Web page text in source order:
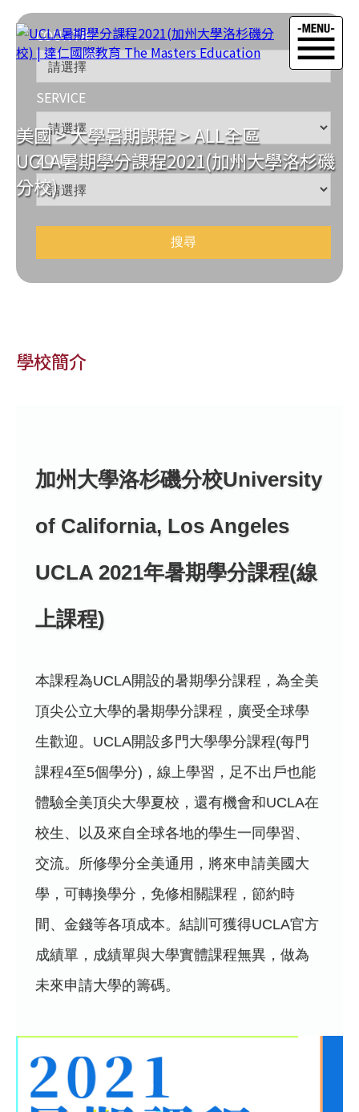
美國>大學暑期課程>ALL全區
UCLA暑期學分課程2021(加州大學洛杉磯
分校)
COUNTRY
SERVICE
ZONE
學校簡介
加州大學洛杉磯分校University
of California, Los Angeles
UCLA 2021年暑期學分課程(線
上課程)
本課程為UCLA開設的暑期學分課程，為全美
頂尖公立大學的暑期學分課程，廣受全球學
生歡迎。UCLA開設多門大學學分課程(每門
課程4至5個學分)，線上學習，足不出戶也能
體驗全美頂尖大學夏校，還有機會和UCLA在
校生、以及來自全球各地的學生一同學習、
交流。所修學分全美通用，將來申請美國大
學，可轉換學分，免修相關課程，節約時
間、金錢等各項成本。結訓可獲得UCLA官方
成績單，成績單與大學實體課程無異，做為
未來申請大學的籌碼。